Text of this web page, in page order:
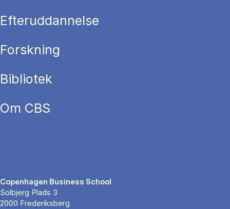
Efteruddannelse
Forskning
Bibliotek
Om CBS
Copenhagen Business School
Solbjerg Plads 3
2000 Frederiksberg